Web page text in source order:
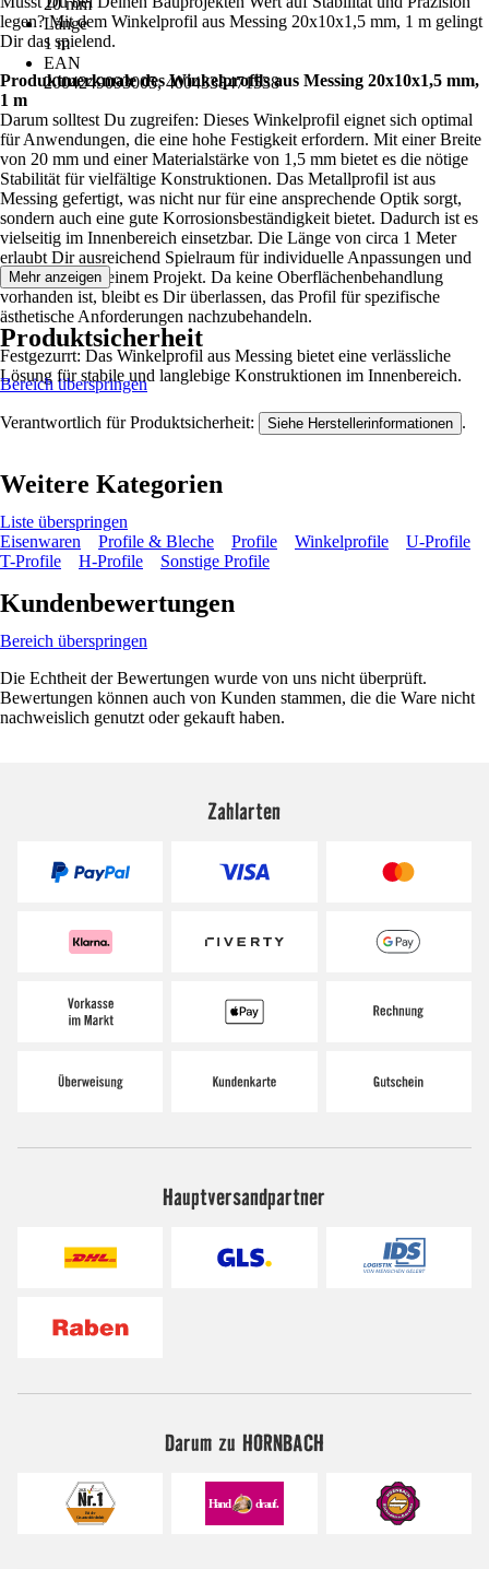
20 mm
Länge
1 m
EAN
2004249093005, 4004338471538
legen? Mit dem Winkelprofil aus Messing 20x10x1,5 mm, 1 m gelingt
Dir das spielend.
Produktmerkmale des Winkelprofils aus Messing 20x10x1,5 mm,
1 m
Darum solltest Du zugreifen: Dieses Winkelprofil eignet sich optimal
für Anwendungen, die eine hohe Festigkeit erfordern. Mit einer Breite
von 20 mm und einer Materialstärke von 1,5 mm bietet es die nötige
Stabilität für vielfältige Konstruktionen. Das Metallprofil ist aus
Messing gefertigt, was nicht nur für eine ansprechende Optik sorgt,
sondern auch eine gute Korrosionsbeständigkeit bietet. Dadurch ist es
vielseitig im Innenbereich einsetzbar. Die Länge von circa 1 Meter
erlaubt Dir ausreichend Spielraum für individuelle Anpassungen und
Zuschnitte in Deinem Projekt. Da keine Oberflächenbehandlung
vorhanden ist, bleibt es Dir überlassen, das Profil für spezifische
ästhetische Anforderungen nachzubehandeln.
Festgezurrt: Das Winkelprofil aus Messing bietet eine verlässliche
Lösung für stabile und langlebige Konstruktionen im Innenbereich.
Mehr anzeigen
Produktsicherheit
Bereich überspringen
Verantwortlich für Produktsicherheit: Siehe Herstellerinformationen .
Weitere Kategorien
Liste überspringen
Eisenwaren
Profile & Bleche Profile Winkelprofile
U-Profile
T-Profile
H-Profile Sonstige Profile
Kundenbewertungen
Bereich überspringen
Die Echtheit der Bewertungen wurde von uns nicht überprüft.
Bewertungen können auch von Kunden stammen, die die Ware nicht
nachweislich genutzt oder gekauft haben.
Zahlarten
Hauptversandpartner
Darum zu HORNBACH